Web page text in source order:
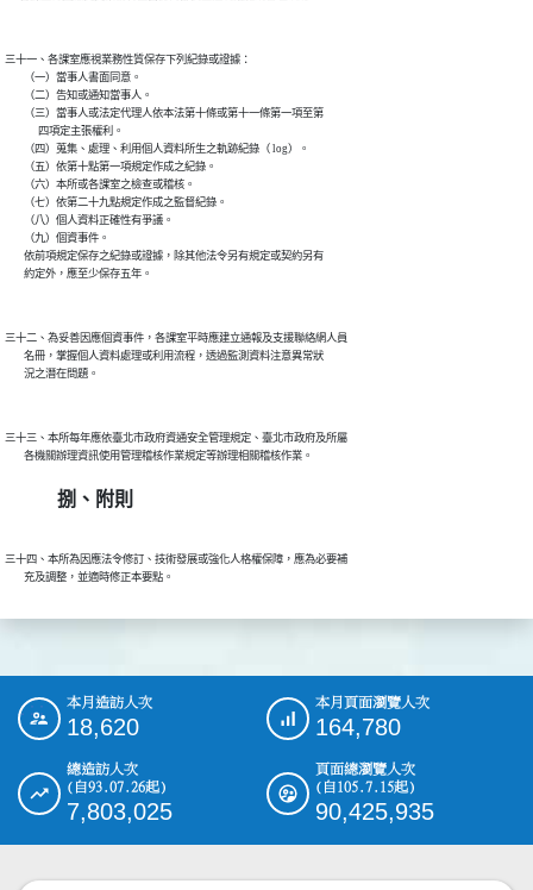
三十一、各課室應視業務性質保存下列紀錄或證據：
        （一）當事人書面同意。
        （二）告知或通知當事人。
        （三）當事人或法定代理人依本法第十條或第十一條第一項至第
              四項定主張權利。
        （四）蒐集、處理、利用個人資料所生之軌跡紀錄（ log）。
        （五）依第十點第一項規定作成之紀錄。
        （六）本所或各課室之檢查或稽核。
        （七）依第二十九點規定作成之監督紀錄。
        （八）個人資料正確性有爭議。
        （九）個資事件。
        依前項規定保存之紀錄或證據，除其他法令另有規定或契約另有
三十二、為妥善因應個資事件，各課室平時應建立通報及支援聯絡網人員
        名冊，掌握個人資料處理或利用流程，透過監測資料注意異常狀
三十三、本所每年應依臺北市政府資通安全管理規定、臺北市政府及所屬
捌、附則
三十四、本所為因應法令修訂、技術發展或強化人格權保障，應為必要補
::: 本月造訪人次
18,620
本月頁面瀏覽人次
164,780
總造訪人次
(自93.07.26起)
7,803,025
頁面總瀏覽人次
(自105.7.15起)
90,425,935